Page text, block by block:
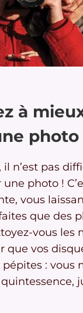
à
photo
n’est pas
photo !
vous
que des
vous les
que vos
: vous